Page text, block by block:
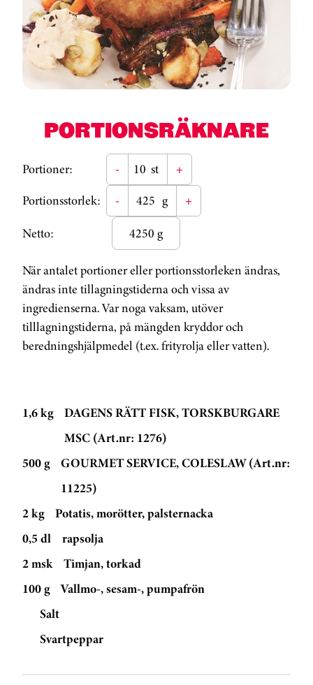
PORTIONSRÄKNARE
Portioner: - st
+
Portionsstorlek:
- g
+
Netto:
4250 g
När antalet portioner eller portionsstorleken ändras,
ändras inte tillagningstiderna och vissa av
ingredienserna. Var noga vaksam, utöver
tilllagningstiderna, på mängden kryddor och
beredningshjälpmedel (t.ex. frityrolja eller vatten).
1,6 kg
DAGENS RÄTT FISK, TORSKBURGARE
MSC (Art.nr: 1276)
500 g
GOURMET SERVICE, COLESLAW (Art.nr:
11225)
2 kg
Potatis, morötter, palsternacka
0,5 dl
rapsolja
2 msk
Timjan, torkad
100 g
Vallmo-, sesam-, pumpafrön
Salt
Svartpeppar